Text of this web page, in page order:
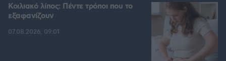
Κοιλιακό λίπος: Πέντε τρόποι που το
εξαφανίζουν
07.08.2026, 09:01